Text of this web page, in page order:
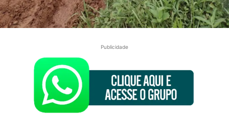
Publicidade